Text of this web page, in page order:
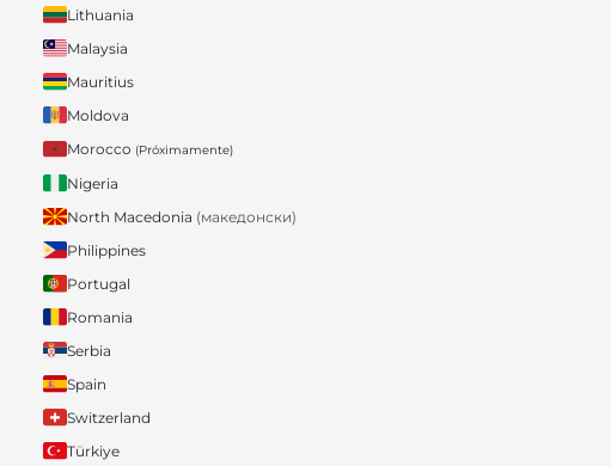
Lithuania
Malaysia
Mauritius
Moldova
Morocco (Próximamente)
Nigeria
North Macedonia (македонски)
Philippines
Portugal
Romania
Serbia
Spain
Switzerland
Türkiye